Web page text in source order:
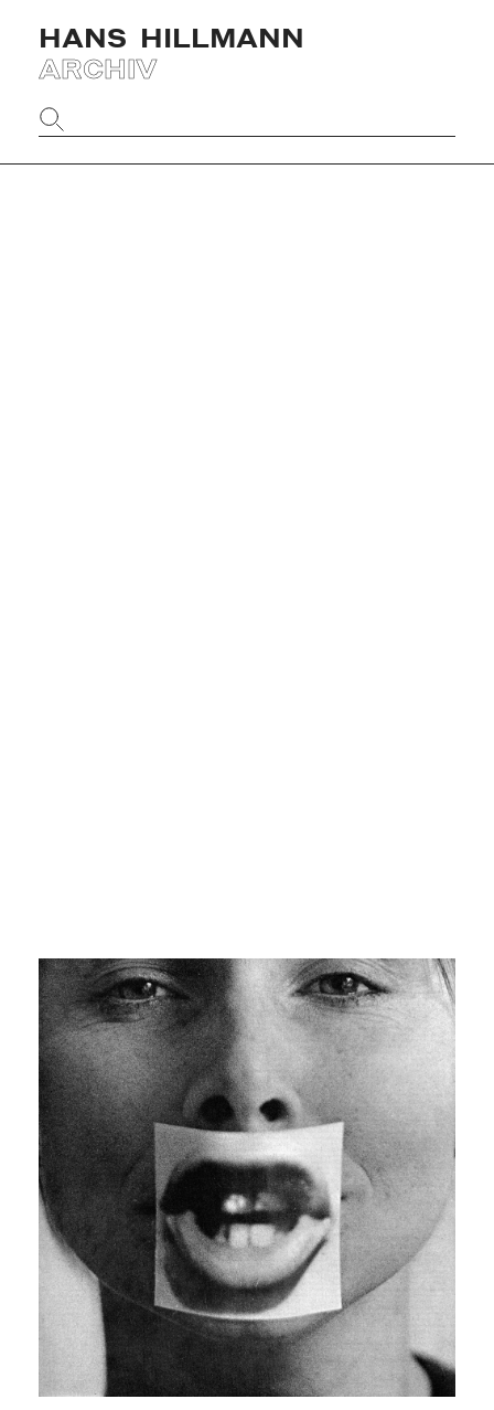
HANS HILLMANN
ARCHIV
Website
durchsuchen